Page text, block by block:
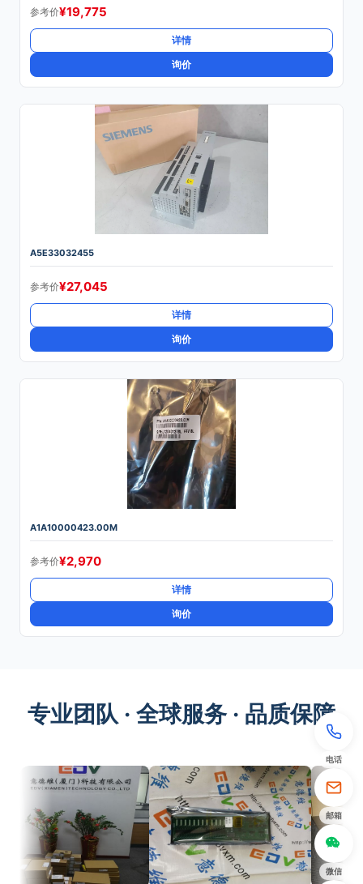
参考价¥19,775
详情
询价
A5E33032455
参考价¥27,045
详情
询价
A1A10000423.00M
参考价¥2,970
详情
询价
专业团队 · 全球服务 · 品质保障
电话
邮箱
微信